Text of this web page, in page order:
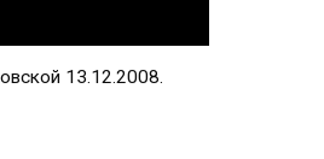
13.12.2008.